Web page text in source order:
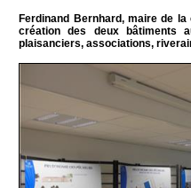
Ferdinand Bernhard, maire de
création des deux bâtiments
plaisanciers, associations,